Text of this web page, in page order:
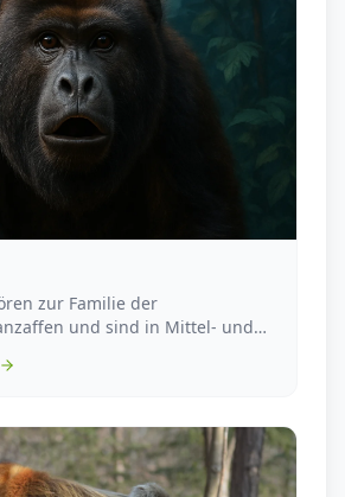
zur Familie der
und sind in Mittel- und